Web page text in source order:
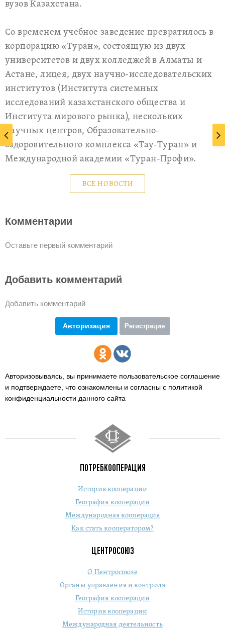
вузов Казахстана.
Со временем учебное заведение превратилось в
корпорацию «Туран», состоящую из двух
университетов и двух колледжей в Алматы и
Астане, лицея, двух научно-исследовательских
институтов (Института системных
исследований казахстанского общества и
Института мирового рынка), нескольких
научных центров, Образовательно-
оздоровительного комплекса «Тау-Туран» и
Международной академии «Туран-Профи».
ВСЕ НОВОСТИ
Комментарии
Оставьте первый комментарий
Добавить комментарий
Добавить комментарий
Авторизация Регистрация
Авторизовываясь, вы принимаете пользовательское соглашение
и подтверждаете, что ознакомлены и согласны с политикой
конфиденциальности данного сайта
ПОТРЕБКООПЕРАЦИЯ
История кооперации
География кооперации
Международная кооперация
Как стать кооператором?
ЦЕНТРОСОЮЗ
О Центросоюзе
Органы управления и контроля
География кооперации
История кооперации
Международная деятельность